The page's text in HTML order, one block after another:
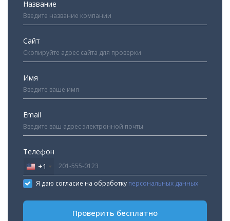
Название
Сайт
Имя
Email
Телефон
United
States
+1
+1
Я даю согласие на обработку персональных данных
Проверить бесплатно